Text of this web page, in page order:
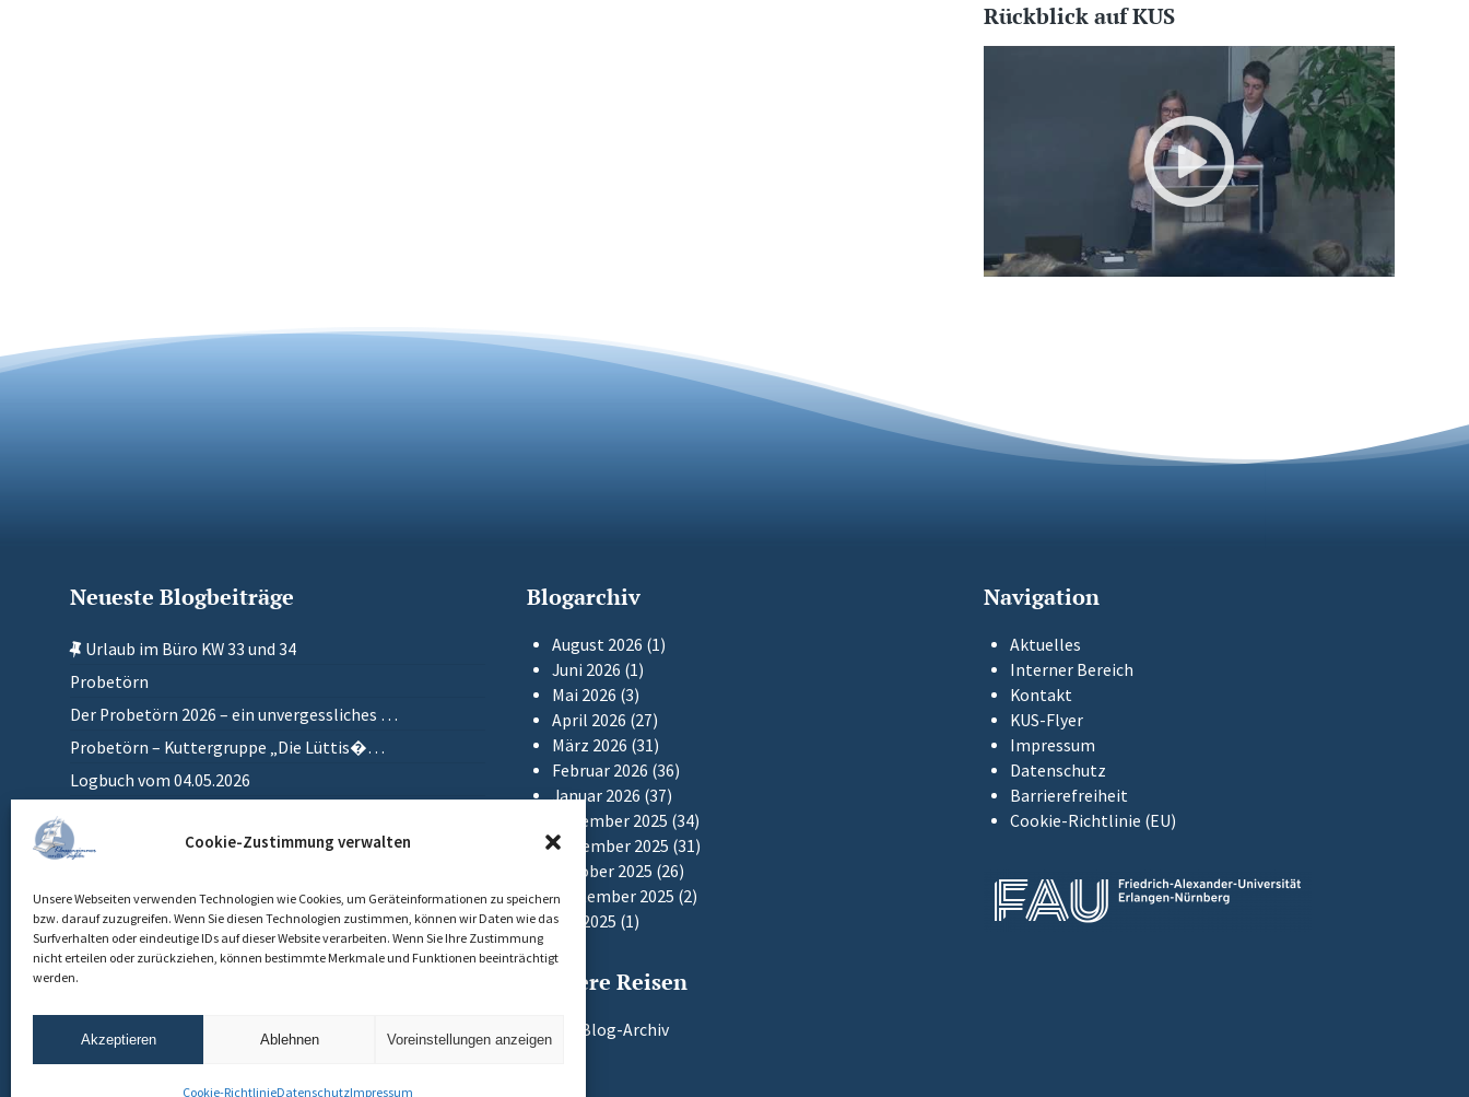
Cookie-Zustimmung verwalten
Unsere Webseiten verwenden Technologien wie Cookies, um Geräteinformationen zu speichern
bzw. darauf zuzugreifen. Wenn Sie diesen Technologien zustimmen, können wir Daten wie das
Surfverhalten oder eindeutige IDs auf dieser Website verarbeiten. Wenn Sie Ihre Zustimmung
nicht erteilen oder zurückziehen, können bestimmte Merkmale und Funktionen beeinträchtigt
werden.
Akzeptieren Ablehnen Voreinstellungen anzeigen
Cookie-RichtlinieDatenschutzImpressum
Rückblick auf KUS
Neueste Blogbeiträge
Urlaub im Büro KW 33 und 34
Probetörn
Der Probetörn 2026 – ein unvergessliches …
Probetörn – Kuttergruppe „Die Lüttis�…
Logbuch vom 04.05.2026
Einlaufen
Blogarchiv
August 2026 (1)
Juni 2026 (1)
Mai 2026 (3)
April 2026 (27)
März 2026 (31)
Februar 2026 (36)
Januar 2026 (37)
Dezember 2025 (34)
November 2025 (31)
Oktober 2025 (26)
September 2025 (2)
Mai 2025 (1)
Frühere Reisen
Zum Blog-Archiv
Navigation
Aktuelles
Interner Bereich
Kontakt
KUS-Flyer
Impressum
Datenschutz
Barrierefreiheit
Cookie-Richtlinie (EU)